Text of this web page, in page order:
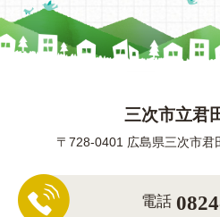
三次市立君
〒728-0401 広島県三次市君
電話